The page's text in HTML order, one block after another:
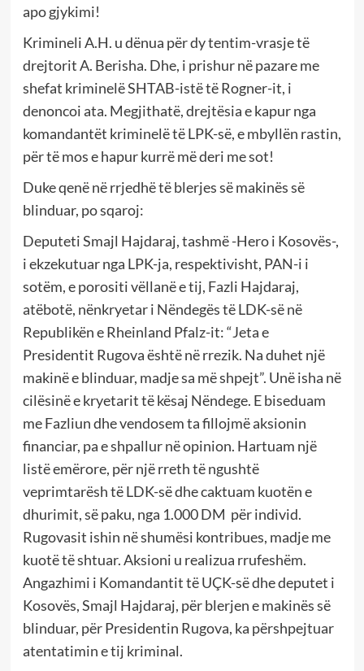
apo gjykimi!
Krimineli A.H. u dënua për dy tentim-vrasje të
drejtorit A. Berisha. Dhe, i prishur në pazare me
shefat kriminelë SHTAB-istë të Rogner-it, i
denoncoi ata. Megjithatë, drejtësia e kapur nga
komandantët kriminelë të LPK-së, e mbyllën rastin,
për të mos e hapur kurrë më deri me sot!
Duke qenë në rrjedhë të blerjes së makinës së
blinduar, po sqaroj:
Deputeti Smajl Hajdaraj, tashmë -Hero i Kosovës-,
i ekzekutuar nga LPK-ja, respektivisht, PAN-i i
sotëm, e porositi vëllanë e tij, Fazli Hajdaraj,
atëbotë, nënkryetar i Nëndegës të LDK-së në
Republikën e Rheinland Pfalz-it: “Jeta e
Presidentit Rugova është në rrezik. Na duhet një
makinë e blinduar, madje sa më shpejt”. Unë isha në
cilësinë e kryetarit të kësaj Nëndege. E biseduam
me Fazliun dhe vendosem ta fillojmë aksionin
financiar, pa e shpallur në opinion. Hartuam një
listë emërore, për një rreth të ngushtë
veprimtarësh të LDK-së dhe caktuam kuotën e
dhurimit, së paku, nga 1.000 DM për individ.
Rugovasit ishin në shumësi kontribues, madje me
kuotë të shtuar. Aksioni u realizua rrufeshëm.
Angazhimi i Komandantit të UÇK-së dhe deputet i
Kosovës, Smajl Hajdaraj, për blerjen e makinës së
blinduar, për Presidentin Rugova, ka përshpejtuar
atentatimin e tij kriminal.